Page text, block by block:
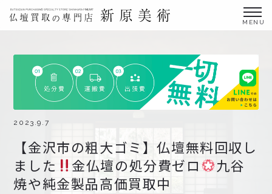
仏壇買取サービス
買取ステップ・お仏壇処分の流れ
ブログ
北陸三県外の方
よくあるご質問
2023.9.7
【金沢市の粗大ゴミ】仏壇無料回収し
ました
金仏壇の処分費ゼロ
九谷
焼や純金製品高価買取中